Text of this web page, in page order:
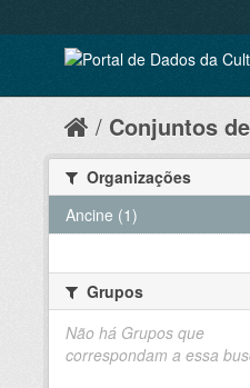
Conjuntos
Organizações
Ancine (1)
Grupos
Não há Grupos que
correspondam a essa